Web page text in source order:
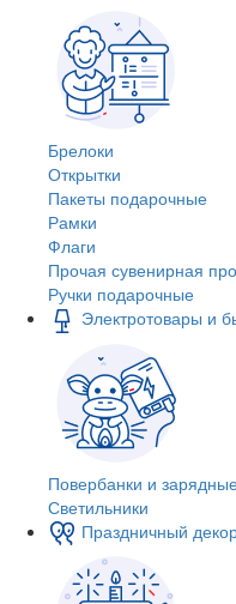
Брелоки
Открытки
Пакеты подарочные
Рамки
Флаги
Прочая сувенирная
Ручки подарочные
Электротовары и
Повербанки и
Светильники
Праздничный